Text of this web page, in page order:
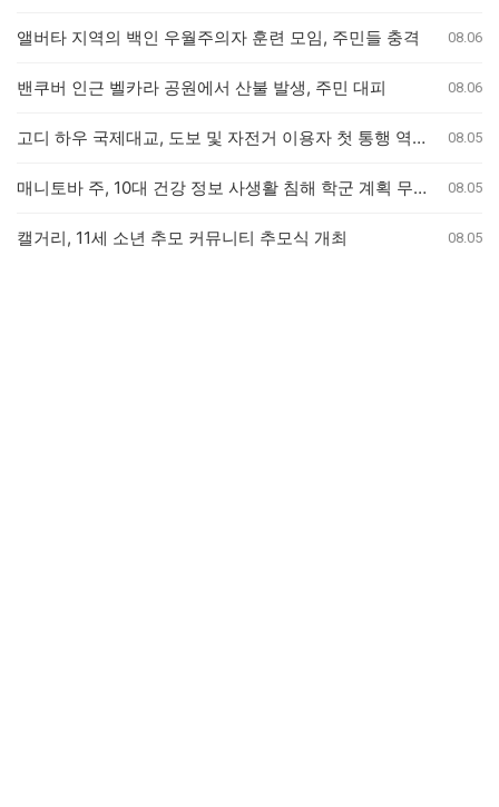
앨버타 지역의 백인 우월주의자 훈련 모임, 주민들 충격 08.06
밴쿠버 인근 벨카라 공원에서 산불 발생, 주민 대피 08.06
고디 하우 국제대교, 도보 및 자전거 이용자 첫 통행 역사 새기다 08.05
매니토바 주, 10대 건강 정보 사생활 침해 학군 계획 무효화 08.05
캘거리, 11세 소년 추모 커뮤니티 추모식 개최 08.05